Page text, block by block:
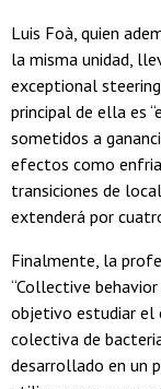
Luis Foà, quien
la misma unidad,
exceptional
principal de ella es
sometidos a
efectos como
transiciones de
extenderá por
Finalmente, la
“Collective
objetivo estudiar el
colectiva de
desarrollado en un